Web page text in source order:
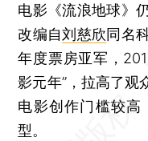
电影《流浪地球》
改编自刘慈欣同名
年度票房亚军，
影元年”，拉高了观
电影创作门槛较高
型。